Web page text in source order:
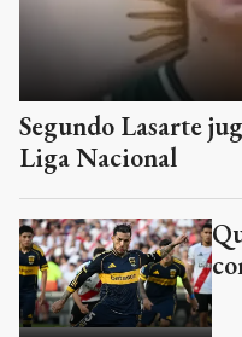
Segundo Lasarte
Liga Nacional